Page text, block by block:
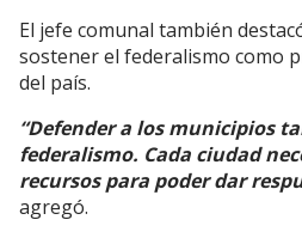
El jefe comunal también
sostener el federalismo como
del país.
“Defender a los municipios
federalismo. Cada ciudad
recursos para poder dar
agregó.